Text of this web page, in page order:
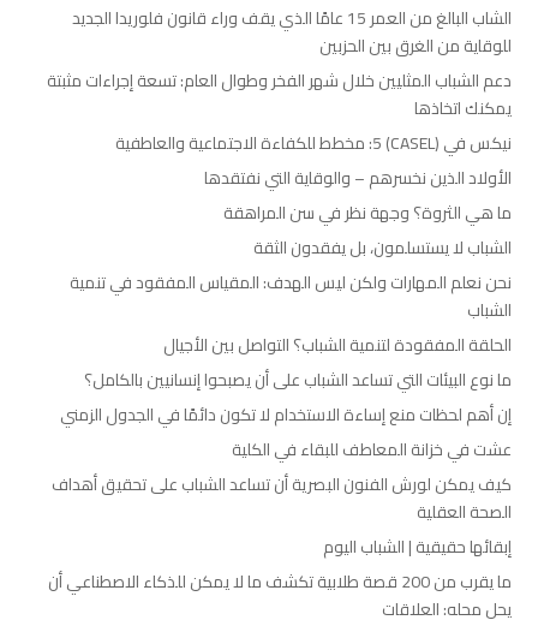
الشاب البالغ من العمر 15 عامًا الذي يقف وراء قانون فلوريدا الجديد
للوقاية من الغرق بين الحزبين
دعم الشباب المثليين خلال شهر الفخر وطوال العام: تسعة إجراءات مثبتة
يمكنك اتخاذها
نيكس في (CASEL) 5: مخطط للكفاءة الاجتماعية والعاطفية
الأولاد الذين نخسرهم – والوقاية التي نفتقدها
ما هي الثروة؟ وجهة نظر في سن المراهقة
الشباب لا يستسلمون، بل يفقدون الثقة
نحن نعلم المهارات ولكن ليس الهدف: المقياس المفقود في تنمية
الشباب
الحلقة المفقودة لتنمية الشباب؟ التواصل بين الأجيال
ما نوع البيئات التي تساعد الشباب على أن يصبحوا إنسانيين بالكامل؟
إن أهم لحظات منع إساءة الاستخدام لا تكون دائمًا في الجدول الزمني
عشت في خزانة المعاطف للبقاء في الكلية
كيف يمكن لورش الفنون البصرية أن تساعد الشباب على تحقيق أهداف
الصحة العقلية
إبقائها حقيقية | الشباب اليوم
ما يقرب من 200 قصة طلابية تكشف ما لا يمكن للذكاء الاصطناعي أن
يحل محله: العلاقات